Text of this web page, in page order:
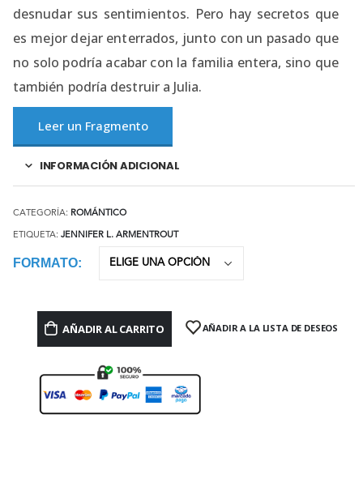
desnudar sus sentimientos. Pero hay secretos que
es mejor dejar enterrados, junto con un pasado que
no solo podría acabar con la familia entera, sino que
también podría destruir a Julia.
Leer un Fragmento
INFORMACIÓN ADICIONAL
CATEGORÍA: ROMÁNTICO
ETIQUETA: JENNIFER L. ARMENTROUT
FORMATO
AÑADIR AL CARRITO AÑADIR A LA LISTA DE DESEOS